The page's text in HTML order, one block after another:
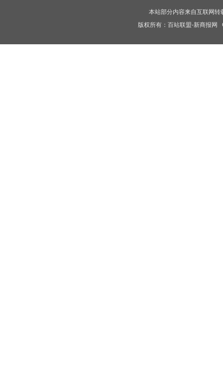
本站部分内容来自互联网
版权所有： 百站联盟-新商报网